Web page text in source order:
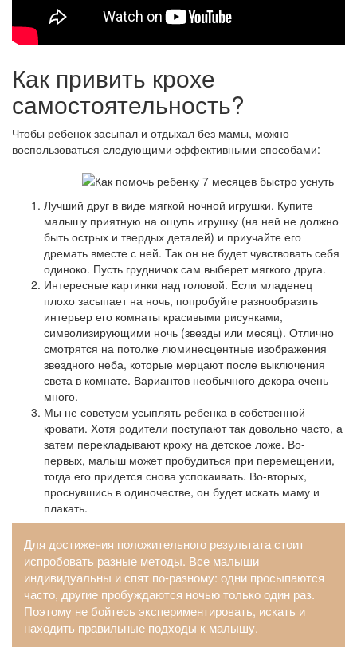
Как привить крохе
самостоятельность?
Чтобы ребенок засыпал и отдыхал без мамы, можно
воспользоваться следующими эффективными способами:
Лучший друг в виде мягкой ночной игрушки. Купите
малышу приятную на ощупь игрушку (на ней не должно
быть острых и твердых деталей) и приучайте его
дремать вместе с ней. Так он не будет чувствовать себя
одиноко. Пусть грудничок сам выберет мягкого друга.
Интересные картинки над головой. Если младенец
плохо засыпает на ночь, попробуйте разнообразить
интерьер его комнаты красивыми рисунками,
символизирующими ночь (звезды или месяц). Отлично
смотрятся на потолке люминесцентные изображения
звездного неба, которые мерцают после выключения
света в комнате. Вариантов необычного декора очень
много.
Мы не советуем усыплять ребенка в собственной
кровати. Хотя родители поступают так довольно часто, а
затем перекладывают кроху на детское ложе. Во-
первых, малыш может пробудиться при перемещении,
тогда его придется снова успокаивать. Во-вторых,
проснувшись в одиночестве, он будет искать маму и
плакать.
Для достижения положительного результата стоит
испробовать разные методы. Все малыши
индивидуальны и спят по-разному: одни просыпаются
часто, другие пробуждаются ночью только один раз.
Поэтому не бойтесь экспериментировать, искать и
находить правильные подходы к малышу.